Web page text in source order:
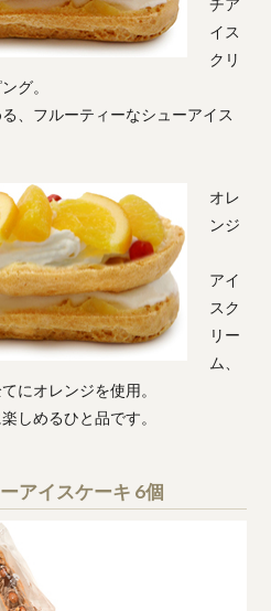
チア
イス
クリ
グ。
、フルーティーなシューアイス
オレ
ンジ
アイ
スク
リー
ム、
にオレンジを使用。
しめるひと品です。
アイスケーキ 6個